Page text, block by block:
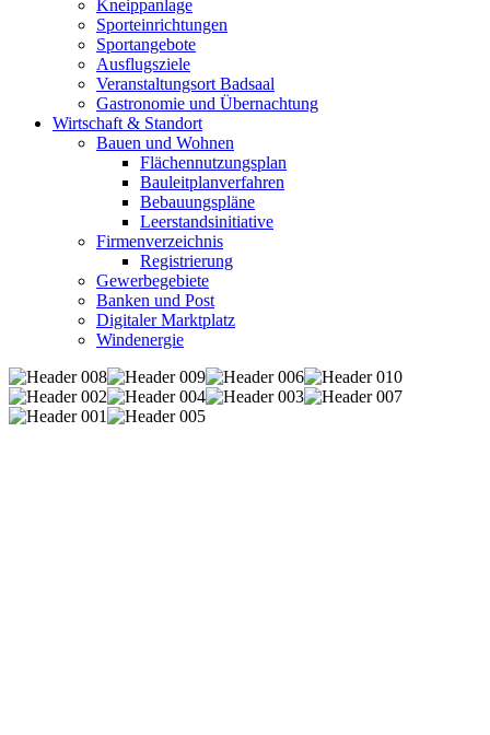
Kneippanlage
Sporteinrichtungen
Sportangebote
Ausflugsziele
Veranstaltungsort Badsaal
Gastronomie und Übernachtung
Wirtschaft & Standort
Bauen und Wohnen
Flächennutzungsplan
Bauleitplanverfahren
Bebauungspläne
Leerstandsinitiative
Firmenverzeichnis
Registrierung
Gewerbegebiete
Banken und Post
Digitaler Marktplatz
Windenergie